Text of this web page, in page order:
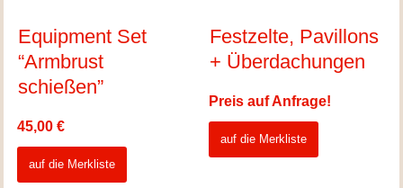
Equipment Set
“Armbrust
schießen”
45,00€
auf die Merkliste
Festzelte, Pavillons
+ Überdachungen
Preis auf Anfrage!
auf die Merkliste